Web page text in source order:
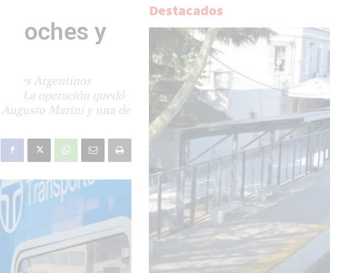
coches y
Argentinos
La operación quedó
Marini y una de
Destacados